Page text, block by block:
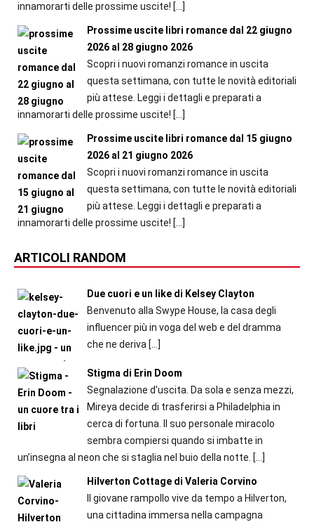
innamorarti delle prossime uscite! […]
Prossime uscite libri romance dal 22 giugno
2026 al 28 giugno 2026
Scopri i nuovi romanzi romance in uscita
questa settimana, con tutte le novità editoriali
più attese. Leggi i dettagli e preparati a
innamorarti delle prossime uscite! […]
Prossime uscite libri romance dal 15 giugno
2026 al 21 giugno 2026
Scopri i nuovi romanzi romance in uscita
questa settimana, con tutte le novità editoriali
più attese. Leggi i dettagli e preparati a
innamorarti delle prossime uscite! […]
ARTICOLI RANDOM
Due cuori e un like di Kelsey Clayton
Benvenuto alla Swype House, la casa degli
influencer più in voga del web e del dramma
che ne deriva[…]
Stigma di Erin Doom
Segnalazione d'uscita. Da sola e senza mezzi,
Mireya decide di trasferirsi a Philadelphia in
cerca di fortuna. Il suo personale miracolo
sembra compiersi quando si imbatte in
un’insegna al neon che si staglia nel buio della notte. […]
Hilverton Cottage di Valeria Corvino
Il giovane rampollo vive da tempo a Hilverton,
una cittadina immersa nella campagna